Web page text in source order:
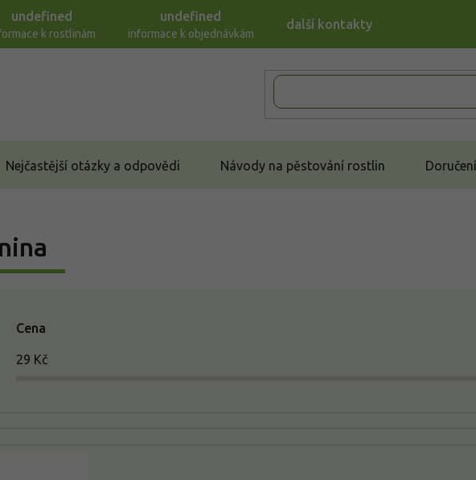
undefined
k rostlinám
undefined
informace k objednávkám
další kontakty
Nejčastější otázky a odpovědi Návody na pěstování rostlin
Cena
29 Kč